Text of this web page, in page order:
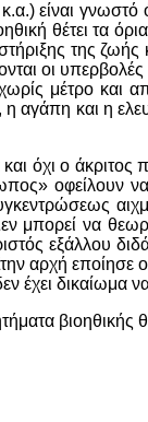
κ.α.) είναι
θέτει τα
της ζωής
οι
μέτρο
και η
όχι ο
οφείλουν
μπορεί να
αρχή
δικαίωμα